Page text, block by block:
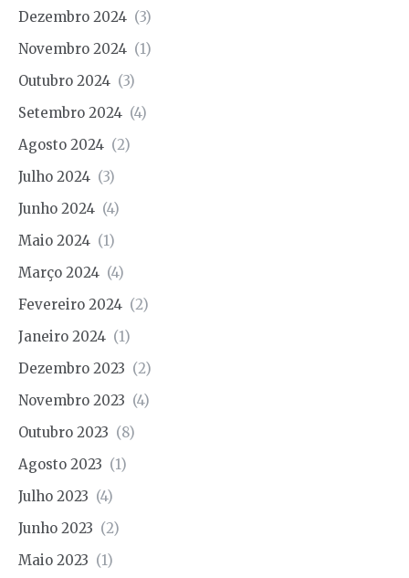
Dezembro 2024 (3)
Novembro 2024 (1)
Outubro 2024 (3)
Setembro 2024 (4)
Agosto 2024 (2)
Julho 2024 (3)
Junho 2024 (4)
Maio 2024 (1)
Março 2024 (4)
Fevereiro 2024 (2)
Janeiro 2024 (1)
Dezembro 2023 (2)
Novembro 2023 (4)
Outubro 2023 (8)
Agosto 2023 (1)
Julho 2023 (4)
Junho 2023 (2)
Maio 2023 (1)